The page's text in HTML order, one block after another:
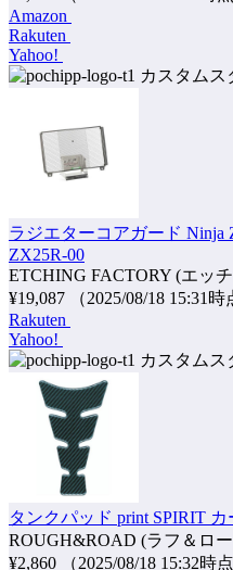
Amazon
Rakuten
Yahoo!
ラジエターコアガード Ninja
ZX25R-00
ETCHING FACTORY (エッ
¥19,087
（2025/08/18 15:31
Rakuten
Yahoo!
タンクパッド print SPIRIT
ROUGH&ROAD (ラフ＆ロ
¥2,860
（2025/08/18 15:32時